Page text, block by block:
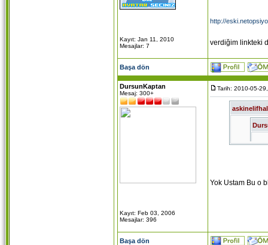
Kayıt: Jan 11, 2010
Mesajlar: 7
http://
verdiğim linkteki
Başa dön
DursunKaptan
Mesaj: 300+
Kayıt: Feb 03, 2006
Mesajlar: 396
Tarih: 2010-05-
Yok Ustam Bu o
Başa dön